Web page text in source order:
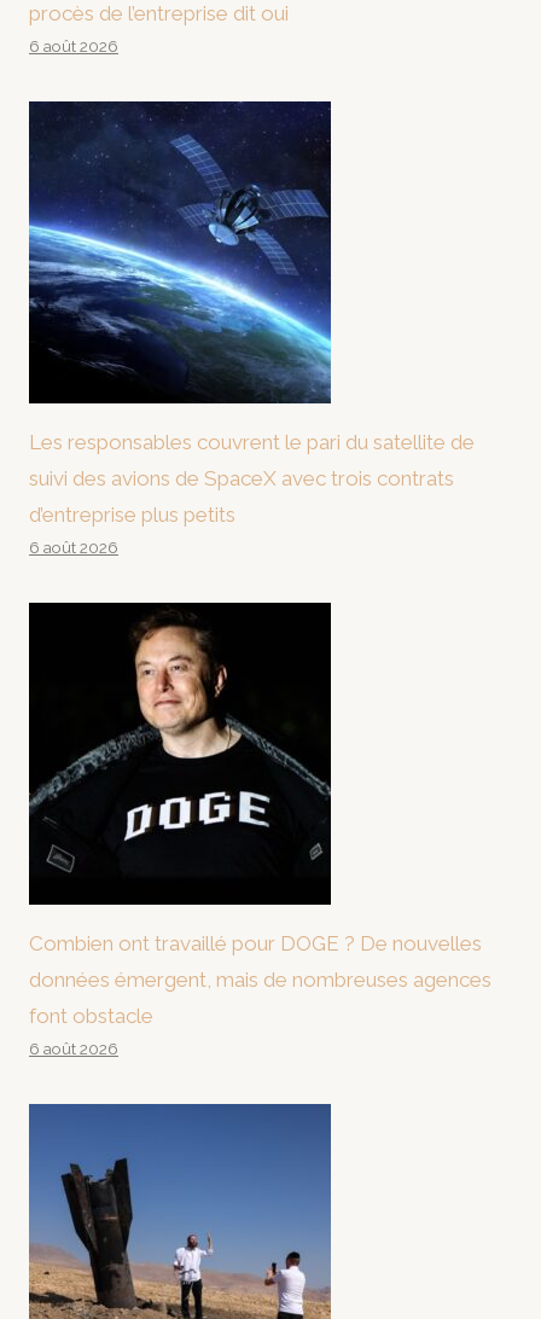
procès de l’entreprise dit oui
6 août 2026
Les responsables couvrent le pari du satellite de
suivi des avions de SpaceX avec trois contrats
d’entreprise plus petits
6 août 2026
Combien ont travaillé pour DOGE ? De nouvelles
données émergent, mais de nombreuses agences
font obstacle
6 août 2026